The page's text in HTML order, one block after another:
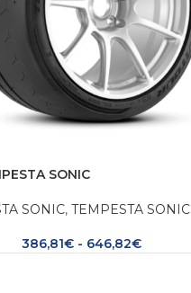
SONIC
SONIC, TEMPESTA SONIC
386,81€ - 646,82€